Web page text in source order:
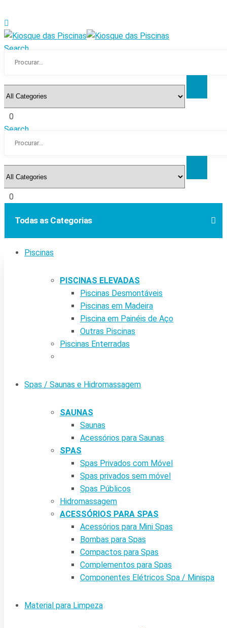
Search
0
Search
0
Todas as Categorias
Piscinas
PISCINAS ELEVADAS
Piscinas Desmontáveis
Piscinas em Madeira
Piscina em Painéis de Aço
Outras Piscinas
Piscinas Enterradas
Spas / Saunas e Hidromassagem
SAUNAS
Saunas
Acessórios para Saunas
SPAS
Spas Privados com Móvel
Spas privados sem móvel
Spas Públicos
Hidromassagem
ACESSÓRIOS PARA SPAS
Acessórios para Mini Spas
Bombas para Spas
Compactos para Spas
Complementos para Spas
Componentes Elétricos Spa / Minispa
Material para Limpeza